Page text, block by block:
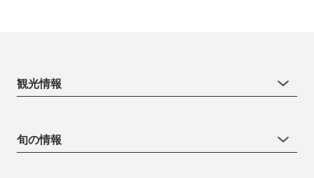
観光情報
旬の情報